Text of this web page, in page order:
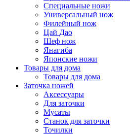
Специальные ножи
Универсальный нож
Филейный нож
Цай Дао
Шеф нож
Янагиба
Японские ножи
Товары для дома
Товары для дома
Заточка ножей
Аксессуары
Для заточки
Мусаты
Станок для заточки
Точилки